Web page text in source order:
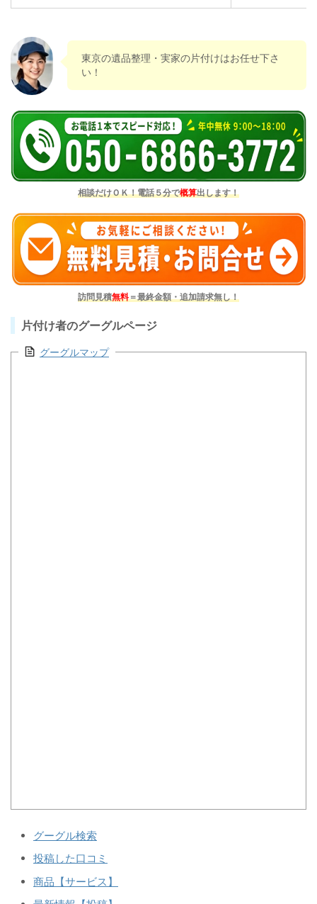
東京の遺品整理・実家の片付けはお任せ下さ
い！
相談だけＯＫ！電話５分で概算出します！
訪問見積無料 ＝最終金額・追加請求無し！
片付け者のグーグルページ
グーグルマップ
グーグル検索
投稿した口コミ
商品【サービス】